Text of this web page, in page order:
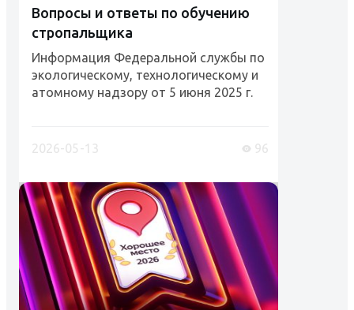
Вопросы и ответы по обучению
стропальщика
Информация Федеральной службы по
экологическому, технологическому и
атомному надзору от 5 июня 2025 г.
Разъяснения Ростехнадзора и
2026-05-13 96